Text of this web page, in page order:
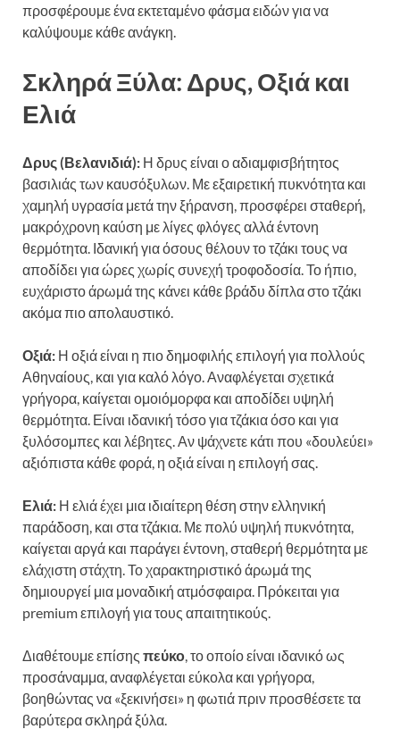
προσφέρουμε ένα εκτεταμένο φάσμα ειδών για να
καλύψουμε κάθε ανάγκη.
Σκληρά Ξύλα: Δρυς, Οξιά και
Ελιά
Δρυς (Βελανιδιά): Η δρυς είναι ο αδιαμφισβήτητος
βασιλιάς των καυσόξυλων. Με εξαιρετική πυκνότητα και
χαμηλή υγρασία μετά την ξήρανση, προσφέρει σταθερή,
μακρόχρονη καύση με λίγες φλόγες αλλά έντονη
θερμότητα. Ιδανική για όσους θέλουν το τζάκι τους να
αποδίδει για ώρες χωρίς συνεχή τροφοδοσία. Το ήπιο,
ευχάριστο άρωμά της κάνει κάθε βράδυ δίπλα στο τζάκι
ακόμα πιο απολαυστικό.
Οξιά: Η οξιά είναι η πιο δημοφιλής επιλογή για πολλούς
Αθηναίους, και για καλό λόγο. Αναφλέγεται σχετικά
γρήγορα, καίγεται ομοιόμορφα και αποδίδει υψηλή
θερμότητα. Είναι ιδανική τόσο για τζάκια όσο και για
ξυλόσομπες και λέβητες. Αν ψάχνετε κάτι που «δουλεύει»
αξιόπιστα κάθε φορά, η οξιά είναι η επιλογή σας.
Ελιά: Η ελιά έχει μια ιδιαίτερη θέση στην ελληνική
παράδοση, και στα τζάκια. Με πολύ υψηλή πυκνότητα,
καίγεται αργά και παράγει έντονη, σταθερή θερμότητα με
ελάχιστη στάχτη. Το χαρακτηριστικό άρωμά της
δημιουργεί μια μοναδική ατμόσφαιρα. Πρόκειται για
premium επιλογή για τους απαιτητικούς.
Διαθέτουμε επίσης πεύκο, το οποίο είναι ιδανικό ως
προσάναμμα, αναφλέγεται εύκολα και γρήγορα,
βοηθώντας να «ξεκινήσει» η φωτιά πριν προσθέσετε τα
βαρύτερα σκληρά ξύλα.